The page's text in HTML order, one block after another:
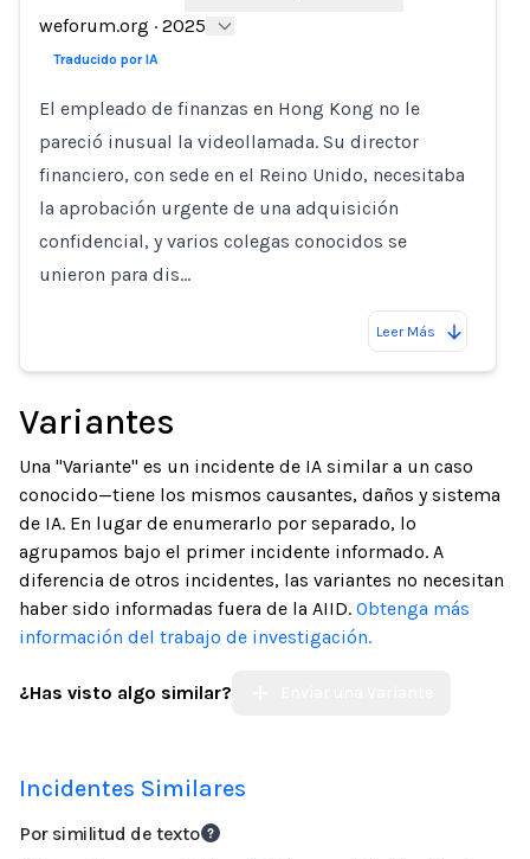
Loading...
weforum.org · 2025
Traducido por IA
El empleado de finanzas en Hong Kong no le
pareció inusual la videollamada. Su director
financiero, con sede en el Reino Unido, necesitaba
la aprobación urgente de una adquisición
confidencial, y varios colegas conocidos se
unieron para dis…
Leer Más
Variantes
Una "Variante" es un incidente de IA similar a un caso
conocido—tiene los mismos causantes, daños y sistema
de IA. En lugar de enumerarlo por separado, lo
agrupamos bajo el primer incidente informado. A
diferencia de otros incidentes, las variantes no necesitan
haber sido informadas fuera de la AIID. Obtenga más
información del trabajo de investigación.
¿Has visto algo similar?
Incidentes Similares
Por similitud de texto